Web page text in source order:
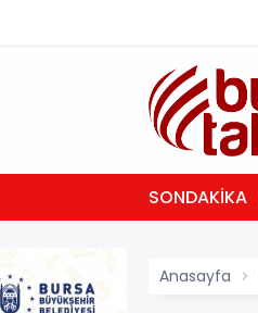
SONDAKİKA
Anasayfa